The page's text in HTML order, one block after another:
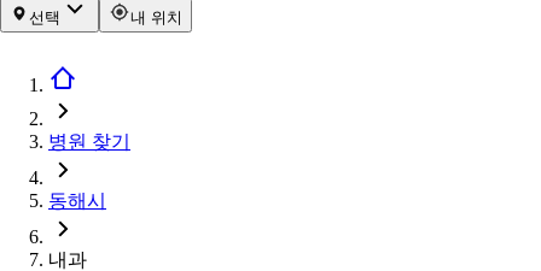
선택 내 위치
병원 찾기
동해시
내과